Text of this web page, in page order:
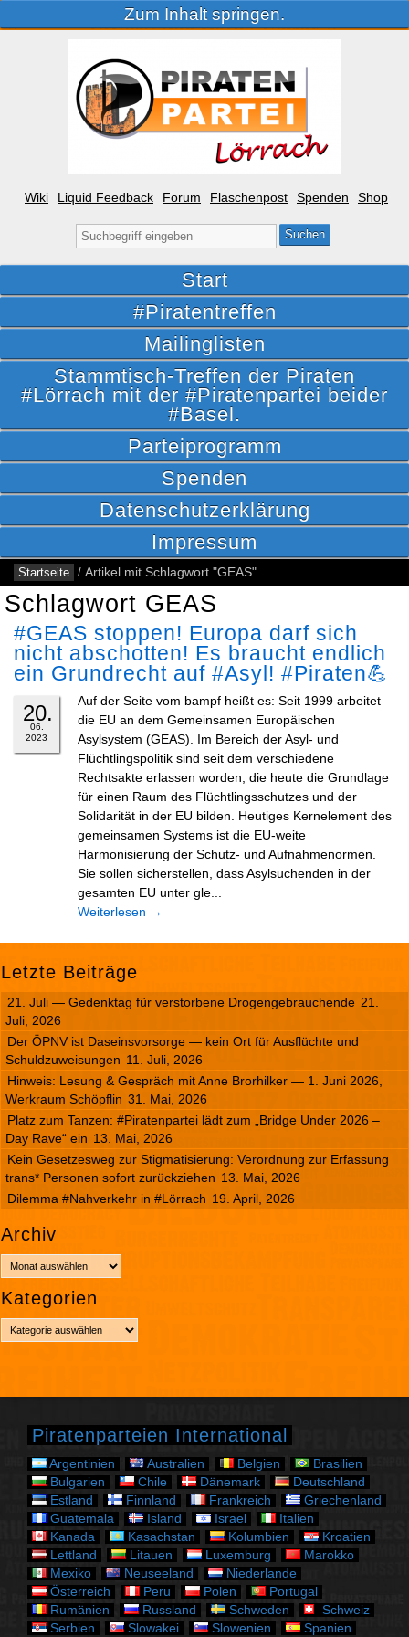
Zum Inhalt springen.
Wiki Liquid Feedback Forum Flaschenpost Spenden Shop
Suche
nach:
Start
#Piratentreffen
Mailinglisten
Stammtisch-Treffen der Piraten
#Lörrach mit der #Piratenpartei beider
#Basel.
Parteiprogramm
Spenden
Datenschutzerklärung
Impressum
Startseite / Artikel mit Schlagwort "GEAS"
Schlagwort GEAS
#GEAS stoppen! Europa darf sich
nicht abschotten! Es braucht endlich
ein Grundrecht auf #Asyl! #Piraten💪
20.
06.
2023
Auf der Seite vom bampf heißt es: Seit 1999 arbeitet
die EU an dem Gemeinsamen Europäischen
Asylsystem (GEAS). Im Bereich der Asyl- und
Flüchtlingspolitik sind seit dem verschiedene
Rechtsakte erlassen worden, die heute die Grundlage
für einen Raum des Flüchtlingsschutzes und der
Solidarität in der EU bilden. Heutiges Kernelement des
gemeinsamen Systems ist die EU-weite
Harmonisierung der Schutz- und Aufnahmenormen.
Sie sollen sicherstellen, dass Asylsuchenden in der
gesamten EU unter gle...
Weiterlesen →
Letzte Beiträge
21. Juli — Gedenktag für verstorbene Drogengebrauchende 21.
Juli, 2026
Der ÖPNV ist Daseinsvorsorge — kein Ort für Ausflüchte und
Schuldzuweisungen 11. Juli, 2026
Hinweis: Lesung & Gespräch mit Anne Brorhilker — 1. Juni 2026,
Werkraum Schöpflin 31. Mai, 2026
Platz zum Tanzen: #Piratenpartei lädt zum „Bridge Under 2026 –
Day Rave“ ein 13. Mai, 2026
Kein Gesetzesweg zur Stigmatisierung: Verordnung zur Erfassung
trans* Personen sofort zurückziehen 13. Mai, 2026
Dilemma #Nahverkehr in #Lörrach 19. April, 2026
Archiv
r
c
Kategorien
a
g
Piratenparteien International
Argentinien Australien Belgien
Brasilien
Bulgarien
Chile Dänemark
Deutschland
Estland
Finnland Frankreich
Griechenland
Guatemala
Island Israel
Italien
Kanada
Kasachstan Kolumbien
Kroatien
Lettland
Litauen Luxemburg
Marokko
Mexiko
Neuseeland
Niederlande
Österreich
Peru Polen
Portugal
Rumänien
Russland Schweden
Schweiz
Serbien
Slowakei Slowenien Spanien